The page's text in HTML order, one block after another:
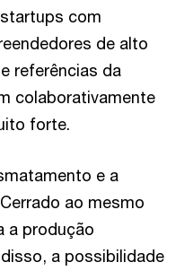
com
de alto
referências da
colaborativamente
forte.
e a
ao mesmo
a produção
a possibilidade